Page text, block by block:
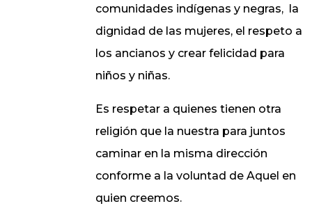
comunidades indígenas y negras,
la
dignidad de las mujeres, el respeto a
los ancianos y crear felicidad para
niños y niñas.
Es respetar a quienes tienen otra
religión que la nuestra para juntos
caminar en la misma dirección
conforme a la voluntad de Aquel en
quien creemos.